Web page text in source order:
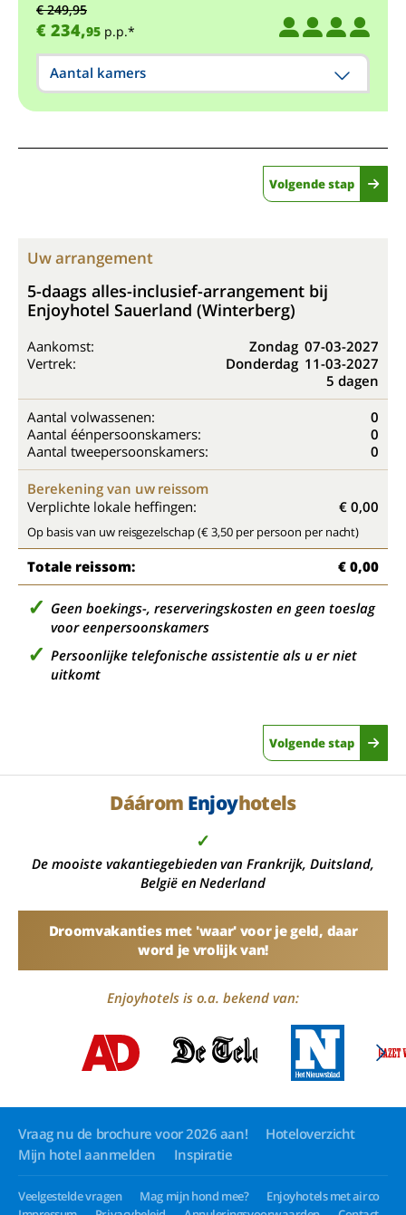
€ 249,95
€ 234,95 p.p.*
Aantal kamers
Volgende stap
Uw arrangement
5-daags alles-inclusief-arrangement bij
Enjoyhotel Sauerland (Winterberg)
Aankomst: Zondag 07-03-2027
Vertrek:
Donderdag 11-03-2027
5 dagen
Aantal volwassenen:
0
Aantal éénpersoonskamers:
0
Aantal tweepersoonskamers:
0
Berekening van uw reissom
Verplichte lokale heffingen:
€ 0,00
Op basis van uw reisgezelschap (€ 3,50 per persoon per nacht)
Totale reissom: € 0,00
Geen boekings-, reserveringskosten en geen toeslag
voor eenpersoonskamers
Persoonlijke telefonische assistentie als u er niet
uitkomt
Volgende stap
Dáárom Enjoyhotels
✓
De mooiste vakantiegebieden van Frankrijk, Duitsland,
België en Nederland
Droomvakanties met 'waar' voor je geld, daar
word je vrolijk van!
Enjoyhotels is o.a. bekend van:
Vraag nu de brochure voor 2026 aan!
Hoteloverzicht
Mijn hotel aanmelden
Inspiratie
Veelgestelde vragen Mag mijn hond mee?
Enjoyhotels met airco